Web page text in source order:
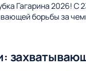
Гагарина 2026! С
борьбы за